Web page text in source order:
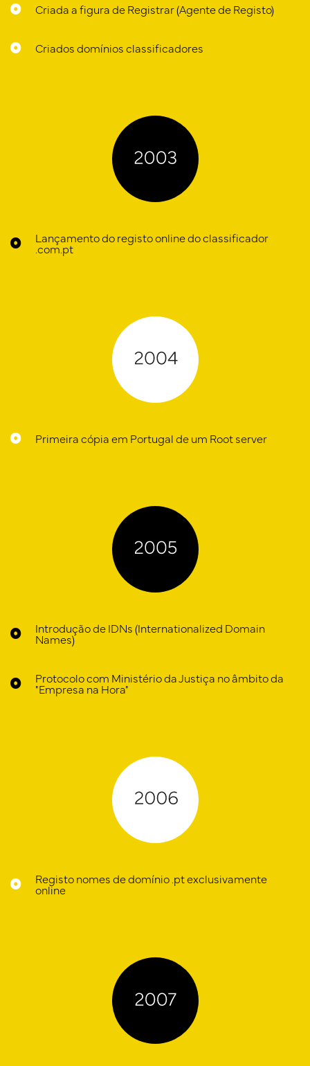
Criada a figura de Registrar (Agente de Registo)
Criados domínios classificadores
Lançamento do registo online do classificador
.com.pt
Primeira cópia em Portugal de um Root server
Introdução de IDNs (Internationalized Domain
Names)
Protocolo com Ministério da Justiça no âmbito da
"Empresa na Hora"
Registo nomes de domínio .pt exclusivamente
online